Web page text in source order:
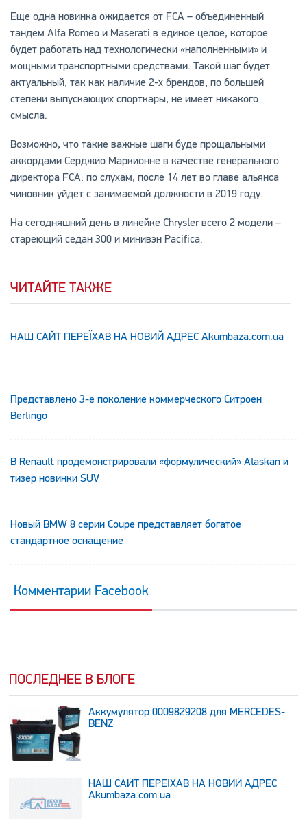
Еще одна новинка ожидается от FCA – объединенный
тандем Alfa Romeo и Maserati в единое целое, которое
будет работать над технологически «наполненными» и
мощными транспортными средствами. Такой шаг будет
актуальный, так как наличие 2-х брендов, по большей
степени выпускающих спорткары, не имеет никакого
смысла.
Возможно, что такие важные шаги буде прощальными
аккордами Серджио Маркионне в качестве генерального
директора FCA: по слухам, после 14 лет во главе альянса
чиновник уйдет с занимаемой должности в 2019 году.
На сегодняшний день в линейке Chrysler всего 2 модели –
стареющий седан 300 и минивэн Pacifica.
ЧИТАЙТЕ ТАКЖЕ
НАШ САЙТ ПЕРЕЇХАВ НА НОВИЙ АДРЕС Аkumbaza.com.ua
Представлено 3-е поколение коммерческого Ситроен
Berlingo
В Renault продемонстрировали «формулический» Alaskan и
тизер новинки SUV
Новый BMW 8 серии Coupe представляет богатое
стандартное оснащение
Комментарии Facebook
ПОСЛЕДНЕЕ В БЛОГЕ
Аккумулятор 0009829208 для MERCEDES-
BENZ
НАШ САЙТ ПЕРЕЇХАВ НА НОВИЙ АДРЕС
Аkumbaza.com.ua